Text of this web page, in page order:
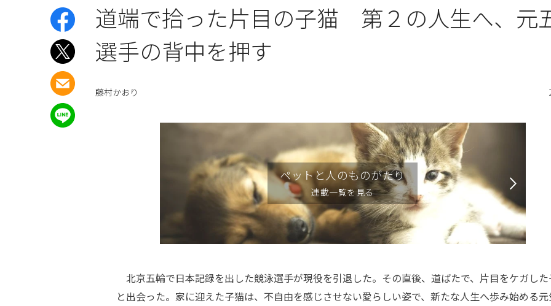
道端で拾った片目の子猫 第２の人生へ、元
選手の背中を押す
藤村かおり
ペットと人のものがたり
連載一覧を見る
北京五輪で日本記録を出した競泳選手が現役を引退した。その直後、道ばたで、片目をケガし
と出会った。家に迎えた子猫は、不自由を感じさせない愛らしい姿で、新たな人生へ歩み始める元